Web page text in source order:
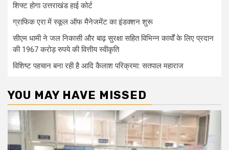
शिफ्ट होगा उत्तराखंड हाई कोर्ट
ग्राफिक एरा में स्कूल ऑफ मैनेजमेंट का इंडक्शन शुरू
सीएम धामी ने जल निकासी और बाढ़ सुरक्षा सहित विभिन्न कार्यों के लिए प्रदान
की 1967 करोड़ रुपये की वित्तीय स्वीकृति
विशिष्ट पहचान बना रही है आदि कैलाश परिक्रमा: सतपाल महाराज
YOU MAY HAVE MISSED